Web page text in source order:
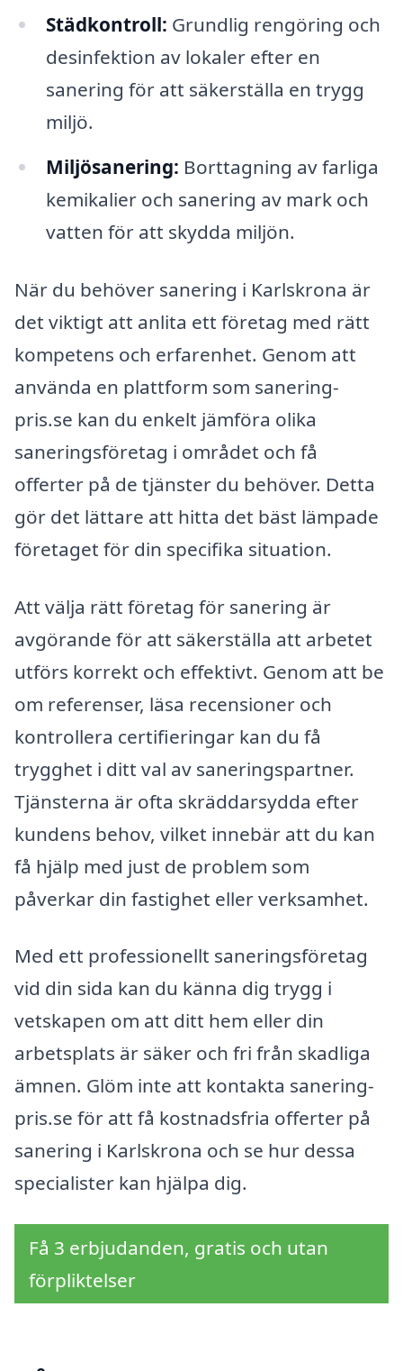
Städkontroll: Grundlig rengöring och
desinfektion av lokaler efter en
sanering för att säkerställa en trygg
miljö.
Miljösanering: Borttagning av farliga
kemikalier och sanering av mark och
vatten för att skydda miljön.
När du behöver sanering i Karlskrona är
det viktigt att anlita ett företag med rätt
kompetens och erfarenhet. Genom att
använda en plattform som sanering-
pris.se kan du enkelt jämföra olika
saneringsföretag i området och få
offerter på de tjänster du behöver. Detta
gör det lättare att hitta det bäst lämpade
företaget för din specifika situation.
Att välja rätt företag för sanering är
avgörande för att säkerställa att arbetet
utförs korrekt och effektivt. Genom att be
om referenser, läsa recensioner och
kontrollera certifieringar kan du få
trygghet i ditt val av saneringspartner.
Tjänsterna är ofta skräddarsydda efter
kundens behov, vilket innebär att du kan
få hjälp med just de problem som
påverkar din fastighet eller verksamhet.
Med ett professionellt saneringsföretag
vid din sida kan du känna dig trygg i
vetskapen om att ditt hem eller din
arbetsplats är säker och fri från skadliga
ämnen. Glöm inte att kontakta sanering-
pris.se för att få kostnadsfria offerter på
sanering i Karlskrona och se hur dessa
specialister kan hjälpa dig.
Få 3 erbjudanden, gratis och utan
förpliktelser